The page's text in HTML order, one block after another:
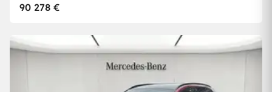
90 278 €